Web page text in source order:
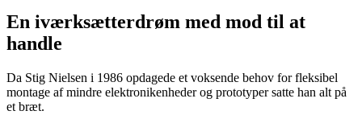
En iværksætterdrøm med mod til at
handle
Da Stig Nielsen i 1986 opdagede et voksende behov for fleksibel
montage af mindre elektronikenheder og prototyper satte han alt på
et bræt.